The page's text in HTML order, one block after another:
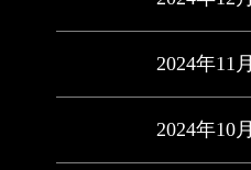
2024年11月
2024年10月